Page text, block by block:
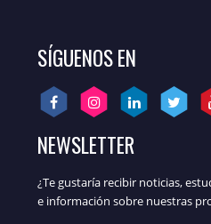
SÍGUENOS EN
NEWSLETTER
¿Te gustaría recibir noticias,
e información sobre nuestras